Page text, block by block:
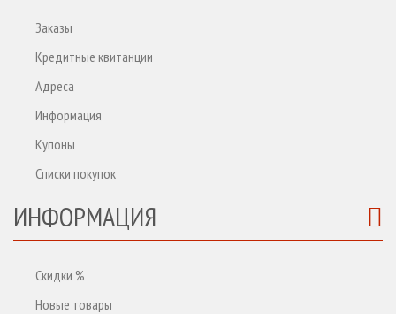
Заказы
Кредитные квитанции
Адреса
Информация
Купоны
Списки покупок
ИНФОРМАЦИЯ
Скидки %
Новые товары